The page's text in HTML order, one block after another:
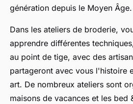
génération depuis le Moyen Âge.
Dans les ateliers de broderie,
apprendre différentes
au point de tige, avec des
partageront avec vous l'histoire
art. De nombreux ateliers sont
maisons de vacances et les bed